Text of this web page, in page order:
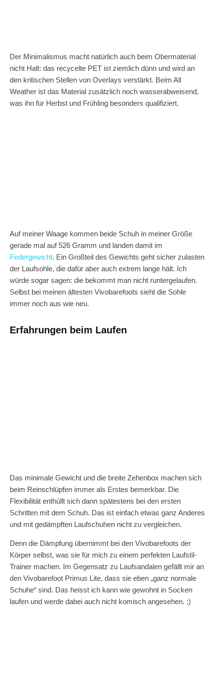
Der Minimalismus macht natürlich auch beim Obermaterial
nicht Halt: das recycelte PET ist ziemlich dünn und wird an
den kritischen Stellen von Overlays verstärkt. Beim All
Weather ist das Material zusätzlich noch wasserabweisend,
was ihn für Herbst und Frühling besonders qualifiziert.
Auf meiner Waage kommen beide Schuh in meiner Größe
gerade mal auf 526 Gramm und landen damit im
Federgewicht. Ein Großteil des Gewichts geht sicher zulasten
der Laufsohle, die dafür aber auch extrem lange hält. Ich
würde sogar sagen: die bekommt man nicht runtergelaufen.
Selbst bei meinen ältesten Vivobarefoots sieht die Sohle
immer noch aus wie neu.
Erfahrungen beim Laufen
Das minimale Gewicht und die breite Zehenbox machen sich
beim Reinschlüpfen immer als Erstes bemerkbar. Die
Flexibilität enthüllt sich dann spätestens bei den ersten
Schritten mit dem Schuh. Das ist einfach etwas ganz Anderes
und mit gedämpften Laufschuhen nicht zu vergleichen.
Denn die Dämpfung übernimmt bei den Vivobarefoots der
Körper selbst, was sie für mich zu einem perfekten Laufstil-
Trainer machen. Im Gegensatz zu Laufsandalen gefällt mir an
den Vivobarefoot Primus Lite, dass sie eben „ganz normale
Schuhe“ sind. Das heisst ich kann wie gewohnt in Socken
laufen und werde dabei auch nicht komisch angesehen. ;)